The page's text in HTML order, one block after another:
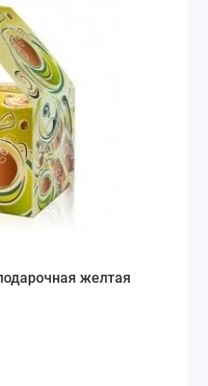
желтая